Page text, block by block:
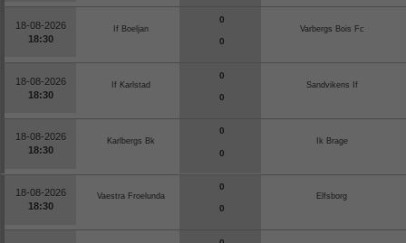
18-08-2026
18:30
If Boeljan
0
0
Varbergs Bois Fc
18-08-2026
18:30
If Karlstad
0
0
Sandvikens If
18-08-2026
18:30
Karlbergs Bk
0
0
Ik Brage
18-08-2026
18:30
Vaestra Froelunda
0
0
Elfsborg